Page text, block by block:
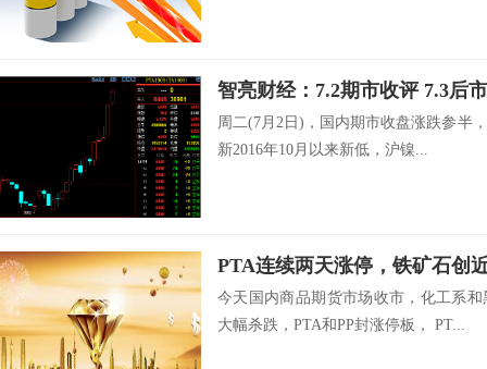
智亮财经：7.2期市收评 7.3后
周二(7月2日)，国内期市收盘涨跌参半
新2016年10月以来新低，沪镍...
PTA连续两天涨停，铁矿石创
今天国内商品期货市场收市，化工系
大幅杀跌，PTA和PP封涨停板， PT...